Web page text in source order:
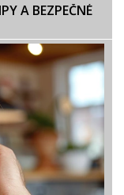
A BEZPEČNÉ